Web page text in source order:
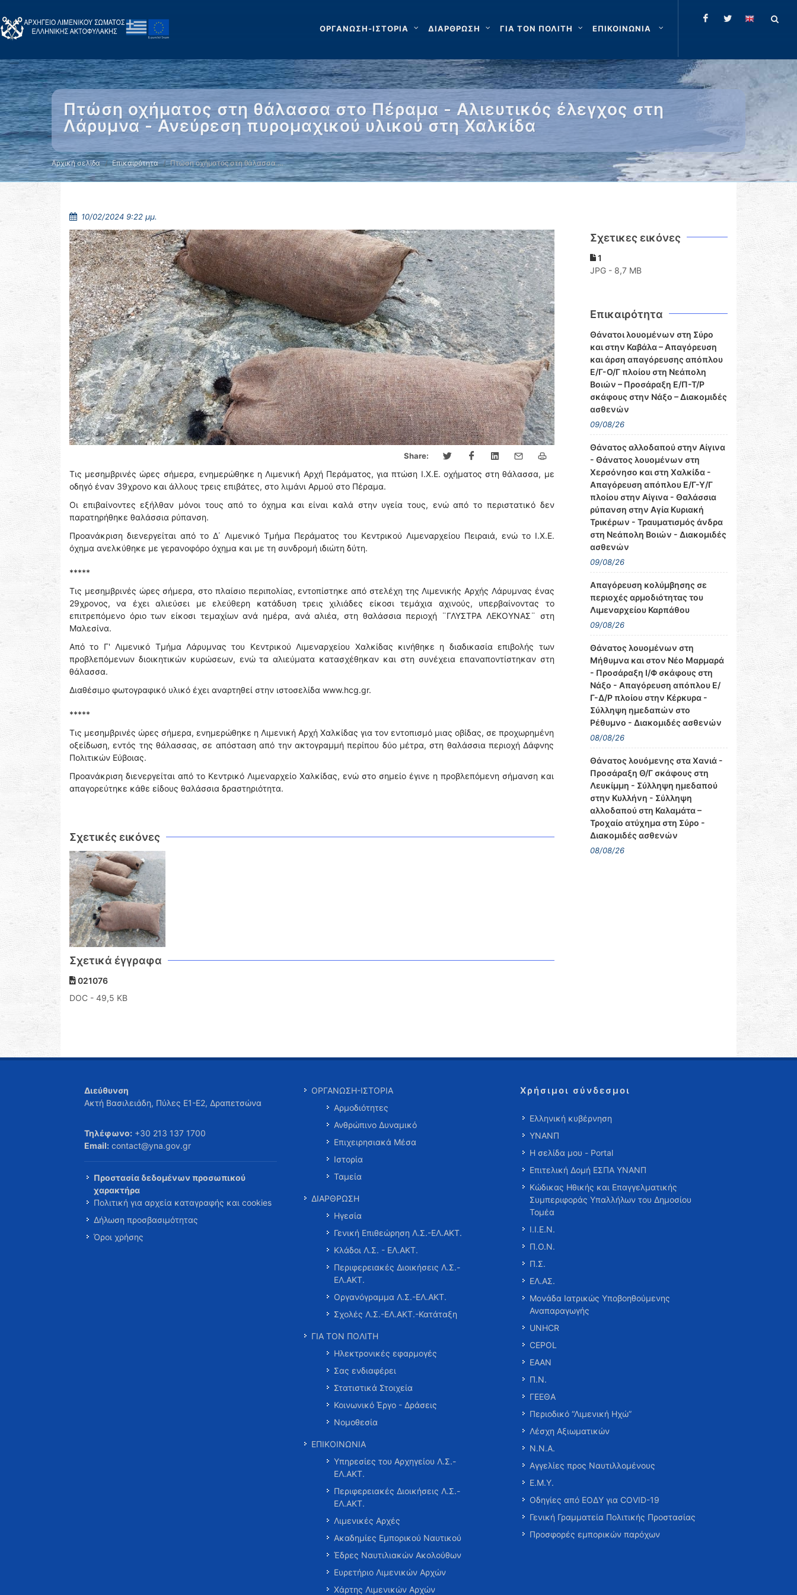
ΟΡΓΑΝΩΣΗ-ΙΣΤΟΡΙΑ ΔΙΑΡΘΡΩΣΗ ΓΙΑ ΤΟΝ ΠΟΛΙΤΗ ΕΠΙΚΟΙΝΩΝΙΑ
Πτώση οχήματος στη θάλασσα στο Πέραμα - Αλιευτικός έλεγχος στη
Λάρυμνα - Ανεύρεση πυρομαχικού υλικού στη Χαλκίδα
Αρχική σελίδα Επικαιρότητα Πτώση οχήματος στη θάλασσα …
10/02/2024 9:22 μμ.
Share:
Τις μεσημβρινές ώρες σήμερα, ενημερώθηκε η Λιμενική Αρχή Περάματος, για πτώση Ι.Χ.Ε. οχήματος στη θάλασσα, με
οδηγό έναν 39χρονο και άλλους τρεις επιβάτες, στο λιμάνι Αρμού στο Πέραμα.
Οι επιβαίνοντες εξήλθαν μόνοι τους από το όχημα και είναι καλά στην υγεία τους, ενώ από το περιστατικό δεν
παρατηρήθηκε θαλάσσια ρύπανση.
Προανάκριση διενεργείται από το Δ΄ Λιμενικό Τμήμα Περάματος του Κεντρικού Λιμεναρχείου Πειραιά, ενώ το Ι.Χ.Ε.
όχημα ανελκύθηκε με γερανοφόρο όχημα και με τη συνδρομή ιδιώτη δύτη.
*****
Τις μεσημβρινές ώρες σήμερα, στο πλαίσιο περιπολίας, εντοπίστηκε από στελέχη της Λιμενικής Αρχής Λάρυμνας ένας
29χρονος, να έχει αλιεύσει με ελεύθερη κατάδυση τρεις χιλιάδες είκοσι τεμάχια αχινούς, υπερβαίνοντας το
επιτρεπόμενο όριο των είκοσι τεμαχίων ανά ημέρα, ανά αλιέα, στη θαλάσσια περιοχή ¨ΓΛΥΣΤΡΑ ΛΕΚΟΥΝΑΣ¨ στη
Μαλεσίνα.
Από το Γ' Λιμενικό Τμήμα Λάρυμνας του Κεντρικού Λιμεναρχείου Χαλκίδας κινήθηκε η διαδικασία επιβολής των
προβλεπόμενων διοικητικών κυρώσεων, ενώ τα αλιεύματα κατασχέθηκαν και στη συνέχεια επαναποντίστηκαν στη
θάλασσα.
Διαθέσιμο φωτογραφικό υλικό έχει αναρτηθεί στην ιστοσελίδα www.hcg.gr.
*****
Τις μεσημβρινές ώρες σήμερα, ενημερώθηκε η Λιμενική Αρχή Χαλκίδας για τον εντοπισμό μιας οβίδας, σε προχωρημένη
οξείδωση, εντός της θάλασσας, σε απόσταση από την ακτογραμμή περίπου δύο μέτρα, στη θαλάσσια περιοχή Δάφνης
Πολιτικών Εύβοιας.
Προανάκριση διενεργείται από το Κεντρικό Λιμεναρχείο Χαλκίδας, ενώ στο σημείο έγινε η προβλεπόμενη σήμανση και
απαγορεύτηκε κάθε είδους θαλάσσια δραστηριότητα.
Σχετικές εικόνες
Σχετικά έγγραφα
021076
DOC - 49,5 KB
Σχετικες εικόνες
1
JPG - 8,7 MB
Επικαιρότητα
Θάνατοι λουομένων στη Σύρο
και στην Καβάλα – Απαγόρευση
και άρση απαγόρευσης απόπλου
Ε/Γ-Ο/Γ πλοίου στη Νεάπολη
Βοιών – Προσάραξη Ε/Π-Τ/Ρ
σκάφους στην Νάξο – Διακομιδές
ασθενών
09/08/26
Θάνατος αλλοδαπού στην Αίγινα
- Θάνατος λουομένων στη
Χερσόνησο και στη Χαλκίδα -
Απαγόρευση απόπλου Ε/Γ-Υ/Γ
πλοίου στην Αίγινα - Θαλάσσια
ρύπανση στην Αγία Κυριακή
Τρικέρων - Τραυματισμός άνδρα
στη Νεάπολη Βοιών - Διακομιδές
ασθενών
09/08/26
Απαγόρευση κολύμβησης σε
περιοχές αρμοδιότητας του
Λιμεναρχείου Καρπάθου
09/08/26
Θάνατος λουομένων στη
Μήθυμνα και στον Νέο Μαρμαρά
- Προσάραξη Ι/Φ σκάφους στη
Νάξο - Απαγόρευση απόπλου Ε/
Γ-Δ/Ρ πλοίου στην Κέρκυρα -
Σύλληψη ημεδαπών στο
Ρέθυμνο - Διακομιδές ασθενών
08/08/26
Θάνατος λουόμενης στα Χανιά -
Προσάραξη Θ/Γ σκάφους στη
Λευκίμμη - Σύλληψη ημεδαπού
στην Κυλλήνη - Σύλληψη
αλλοδαπού στη Καλαμάτα –
Τροχαίο ατύχημα στη Σύρο -
Διακομιδές ασθενών
08/08/26
Διεύθυνση
Ακτή Βασιλειάδη, Πύλες Ε1-Ε2, Δραπετσώνα
Τηλέφωνο: +30 213 137 1700
Email: contact@yna.gov.gr
Προστασία δεδομένων προσωπικού
χαρακτήρα
Πολιτική για αρχεία καταγραφής και cookies
Δήλωση προσβασιμότητας
Όροι χρήσης
ΟΡΓΑΝΩΣΗ-ΙΣΤΟΡΙΑ
Αρμοδιότητες
Ανθρώπινο Δυναμικό
Επιχειρησιακά Μέσα
Ιστορία
Ταμεία
ΔΙΑΡΘΡΩΣΗ
Ηγεσία
Γενική Επιθεώρηση Λ.Σ.-ΕΛ.ΑΚΤ.
Κλάδοι Λ.Σ. - ΕΛ.ΑΚΤ.
Περιφερειακές Διοικήσεις Λ.Σ.-
ΕΛ.ΑΚΤ.
Οργανόγραμμα Λ.Σ.-ΕΛ.ΑΚΤ.
Σχολές Λ.Σ.-ΕΛ.ΑΚΤ.-Κατάταξη
ΓΙΑ ΤΟΝ ΠΟΛΙΤΗ
Ηλεκτρονικές εφαρμογές
Σας ενδιαφέρει
Στατιστικά Στοιχεία
Κοινωνικό Έργο - Δράσεις
Νομοθεσία
ΕΠΙΚΟΙΝΩΝΙΑ
Υπηρεσίες του Αρχηγείου Λ.Σ.-
ΕΛ.ΑΚΤ.
Περιφερειακές Διοικήσεις Λ.Σ.-
ΕΛ.ΑΚΤ.
Λιμενικές Αρχές
Ακαδημίες Εμπορικού Ναυτικού
Έδρες Ναυτιλιακών Ακολούθων
Ευρετήριο Λιμενικών Αρχών
Χάρτης Λιμενικών Αρχών
Χρήσιμοι σύνδεσμοι
Ελληνική κυβέρνηση
ΥΝΑΝΠ
Η σελίδα μου - Portal
Επιτελική Δομή ΕΣΠΑ ΥΝΑΝΠ
Κώδικας Ηθικής και Επαγγελματικής
Συμπεριφοράς Υπαλλήλων του Δημοσίου
Τομέα
Ι.Ι.Ε.Ν.
Π.Ο.Ν.
Π.Σ.
ΕΛ.ΑΣ.
Μονάδα Ιατρικώς Υποβοηθούμενης
Αναπαραγωγής
UNHCR
CEPOL
ΕΑΑΝ
Π.Ν.
ΓΕΕΘΑ
Περιοδικό “Λιμενική Ηχώ”
Λέσχη Αξιωματικών
Ν.Ν.Α.
Αγγελίες προς Ναυτιλλομένους
Ε.Μ.Υ.
Οδηγίες από ΕΟΔΥ για COVID-19
Γενική Γραμματεία Πολιτικής Προστασίας
Προσφορές εμπορικών παρόχων